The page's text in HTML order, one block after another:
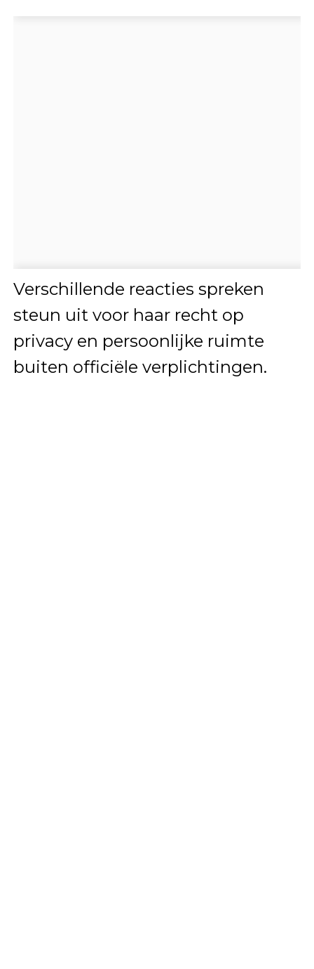
Verschillende reacties spreken
steun uit voor haar recht op
privacy en persoonlijke ruimte
buiten officiële verplichtingen.